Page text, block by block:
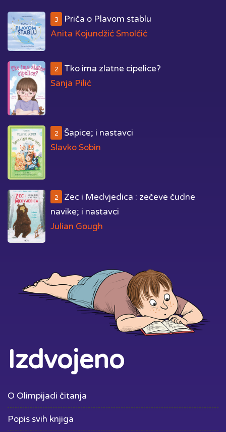
3
Priča o Plavom stablu
Anita Kojundžić Smolčić
2
Tko ima zlatne cipelice?
Sanja Pilić
2
Šapice; i nastavci
Slavko Sobin
2
Zec i Medvjedica : zečeve čudne
navike; i nastavci
Julian Gough
Izdvojeno
O Olimpijadi čitanja
Popis svih knjiga